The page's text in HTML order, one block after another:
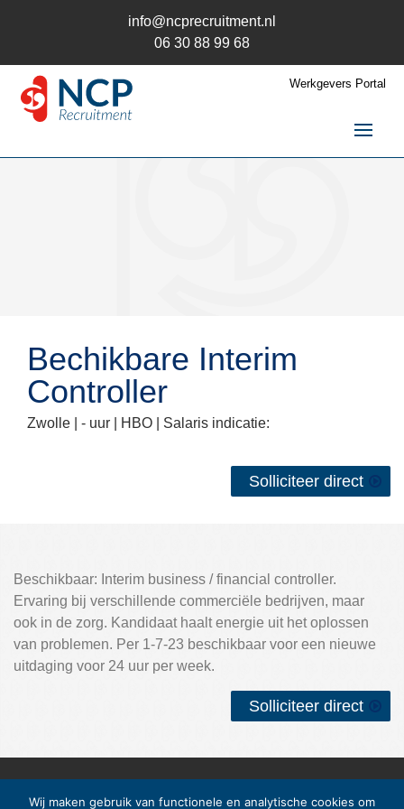
info@ncprecruitment.nl
06 30 88 99 68
Werkgevers Portal
Home
Trainingen
Kandidaten
Over NCP Recruitment:
Bechikbare Interim
Controller
Zwolle | - uur | HBO | Salaris indicatie:
Solliciteer direct
Beschikbaar: Interim business / financial controller.
Ervaring bij verschillende commerciële bedrijven, maar
ook in de zorg. Kandidaat haalt energie uit het oplossen
van problemen. Per 1-7-23 beschikbaar voor een nieuwe
uitdaging voor 24 uur per week.
Solliciteer direct
8031ES Zwolle
Wij maken gebruik van functionele en analytische cookies om